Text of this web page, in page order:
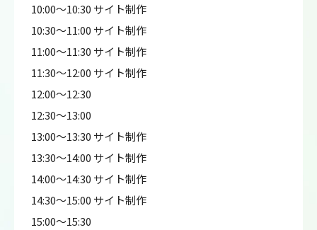
10:00～10:30 サイト制作
10:30～11:00 サイト制作
11:00～11:30 サイト制作
11:30～12:00 サイト制作
12:00～12:30
12:30～13:00
13:00～13:30 サイト制作
13:30～14:00 サイト制作
14:00～14:30 サイト制作
14:30～15:00 サイト制作
15:00～15:30